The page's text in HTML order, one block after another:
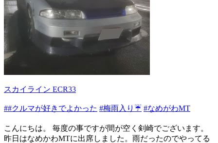
スカイライン ECR33
##クルマが好きでよかった #梅雨入り☔ #なめがわMT
こんにちは。 毎度の事ですが間が空く剣崎でございます。
昨日はなめかわMTに出席しました。雨だったのでやってる